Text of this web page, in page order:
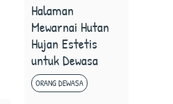
Halaman
Mewarnai Hutan
Hujan Estetis
untuk Dewasa
ORANG DEWASA